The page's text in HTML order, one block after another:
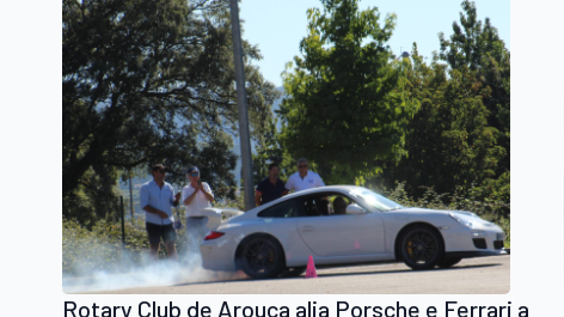
Rotary Club de Arouca alia Porsche e Ferrari a